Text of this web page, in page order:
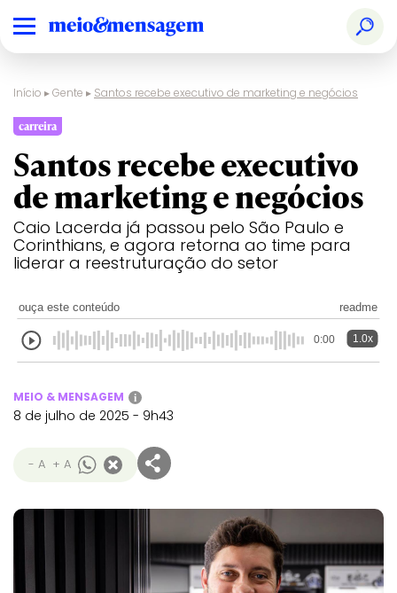
Início ▸Gente ▸ Santos recebe executivo de marketing e negócios
carreira
Santos recebe executivo
de marketing e negócios
Caio Lacerda já passou pelo São Paulo e
Corinthians, e agora retorna ao time para
liderar a reestruturação do setor
ouça este conteúdo readme
0:00 1.0x
MEIO & MENSAGEM i
8 de julho de 2025 - 9h43
- A + A